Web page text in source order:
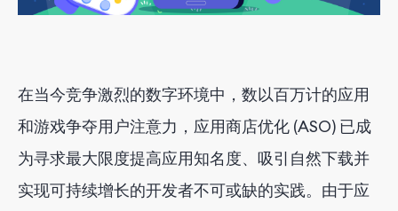
在当今竞争激烈的数字环境中，数以百万计的应用
和游戏争夺用户注意力，应用商店优化 (ASO) 已成
为寻求最大限度提高应用知名度、吸引自然下载并
实现可持续增长的开发者不可或缺的实践。由于应